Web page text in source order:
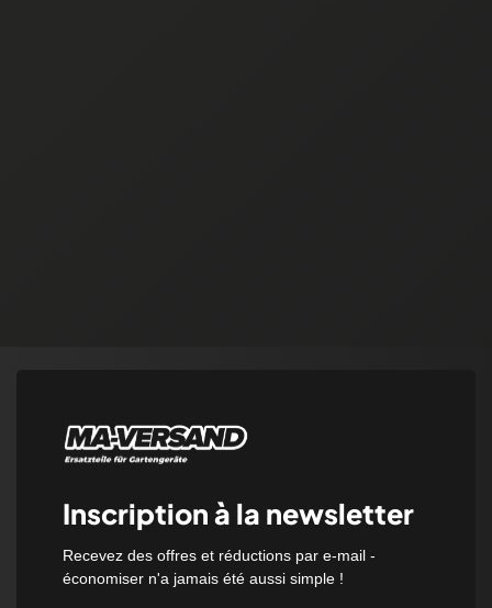
Inscription à la newsletter
Recevez des offres et réductions par e-mail -
économiser n'a jamais été aussi simple !